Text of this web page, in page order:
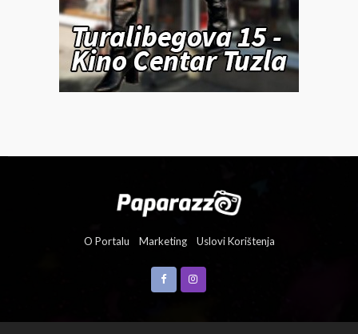
O Portalu Marketing Uslovi Korištenja